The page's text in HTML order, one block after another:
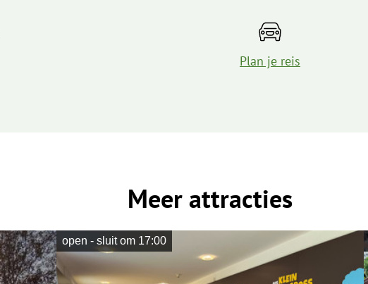
Plan je reis
Meer attracties
open - sluit om 17:00